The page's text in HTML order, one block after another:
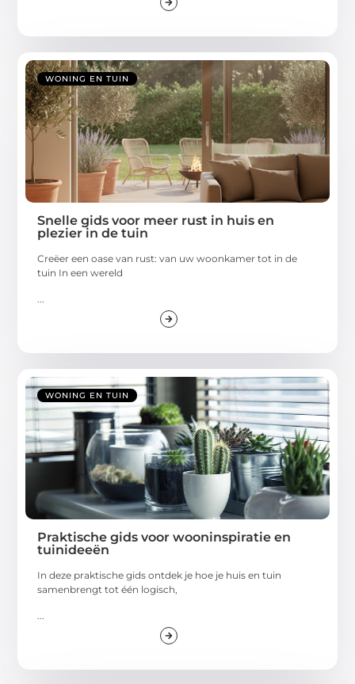
WONING EN TUIN
Snelle gids voor meer rust in huis en
plezier in de tuin
Creëer een oase van rust: van uw woonkamer tot in de
tuin In een wereld
WONING EN TUIN
Praktische gids voor wooninspiratie en
tuinideeën
In deze praktische gids ontdek je hoe je huis en tuin
samenbrengt tot één logisch,